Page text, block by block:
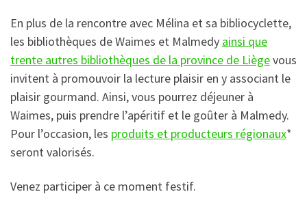
En plus de la rencontre avec Mélina et sa bibliocyclette,
les bibliothèques de Waimes et Malmedy ainsi que
trente autres bibliothèques de la province de Liègevous
invitent à promouvoir la lecture plaisir en y associant le
plaisir gourmand. Ainsi, vous pourrez déjeuner à
Waimes, puis prendre l’apéritif et le goûter à Malmedy.
Pour l’occasion, les produits et producteurs régionaux*
seront valorisés.
Venez participer à ce moment festif.